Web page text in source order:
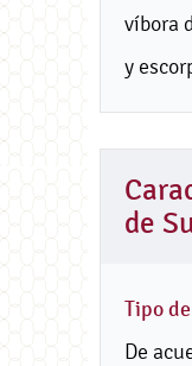
víbora
y
de
Tipo
De